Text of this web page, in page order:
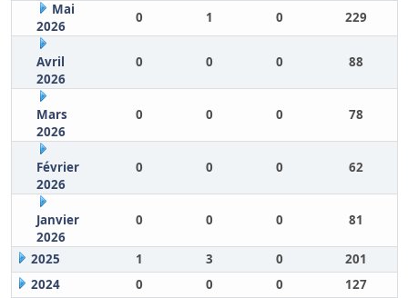
Mai
2026
0 1 0 229
Avril
2026
0 0 0 88
Mars
2026
0 0 0 78
Février
2026
0 0 0 62
Janvier
2026
0 0 0 81
2025 1 3 0
201
2024
0 0 0
127